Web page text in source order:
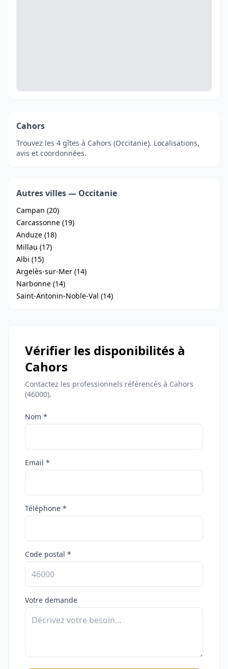
Cahors
Trouvez les 4 gîtes à Cahors (Occitanie). Localisations,
avis et coordonnées.
Autres villes — Occitanie
Campan (20)
Carcassonne (19)
Anduze (18)
Millau (17)
Albi (15)
Argelès-sur-Mer (14)
Narbonne (14)
Saint-Antonin-Noble-Val (14)
Vérifier les disponibilités à
Cahors
Contactez les professionnels référencés à Cahors
(46000).
Nom *
Email *
Téléphone *
Code postal *
Votre demande